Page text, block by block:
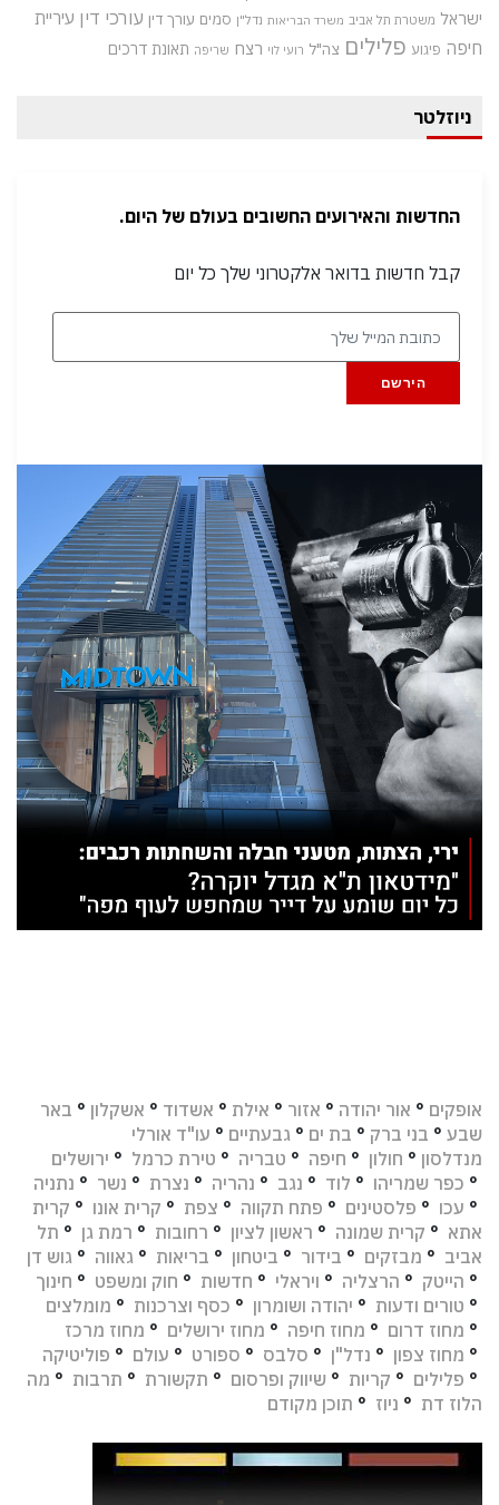
ישראל משטרת תל אביב משרד הבריאות נדל"ן סמים עורך דין עורכי דין עיריית
חיפה פיגוע פלילים צה"ל רועי לוי רצח שריפה תאונת דרכים
ניוזלטר
החדשות והאירועים החשובים בעולם של היום.
קבל חדשות בדואר אלקטרוני שלך כל יום
הירשם
אופקים ° אור יהודה ° אזור ° אילת ° אשדוד ° אשקלון ° באר
שבע ° בני ברק ° בת ים ° גבעתיים ° עו"ד אורלי
מנדלסון ° חולון ° חיפה ° טבריה ° טירת כרמל ° ירושלים
° כפר שמריהו ° לוד ° נגב ° נהריה ° נצרת ° נשר ° נתניה
° עכו ° פלסטינים ° פתח תקווה ° צפת ° קרית אונו ° קרית
אתא ° קרית שמונה ° ראשון לציון ° רחובות ° רמת גן ° תל
אביב ° מבזקים ° בידור ° ביטחון ° בריאות ° גאווה ° גוש דן
° הייטק ° הרצליה ° ויראלי ° חדשות ° חוק ומשפט ° חינוך
° טורים ודעות ° יהודה ושומרון ° כסף וצרכנות ° מומלצים
° מחוז דרום ° מחוז חיפה ° מחוז ירושלים ° מחוז מרכז
° מחוז צפון ° נדל"ן ° סלבס ° ספורט ° עולם ° פוליטיקה
° פלילים ° קריות ° שיווק ופרסום ° תקשורת ° תרבות ° מה
הלוז דת ° ניוז ° תוכן מקודם